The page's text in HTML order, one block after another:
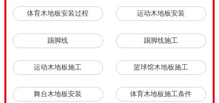
标准篮球场，在健身会所、文化活动中心也会发觉健身
运动木地板的影子。大**在购置健身运动木地板时，会
发觉销售市场上各健身运动木地板的价钱良莠不齐，有
常的状况，只需大伙儿紧紧记牢一分钱一分货**可以
场馆地面装修，在铺设以前，一定先要购置运动场馆的
体育木地板安装过程 运动木地板安装
踢脚线 踢脚线施工
运动木地板施工 篮球馆木地板施工
舞台木地板安装 体育木地板施工条件